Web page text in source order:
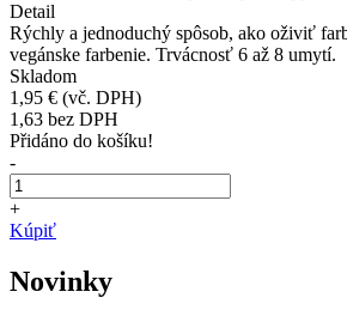
Detail
Rýchly a jednoduchý spôsob, ako oživiť
vegánske farbenie. Trvácnosť 6 až 8 umytí.
Skladom
1,95 € (vč. DPH)
1,63 bez DPH
Přidáno do košíku!
-
+
Kúpiť
Novinky